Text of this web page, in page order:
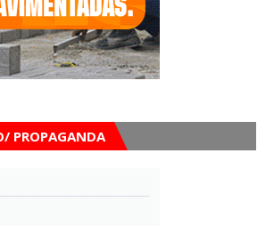
PROPAGANDA